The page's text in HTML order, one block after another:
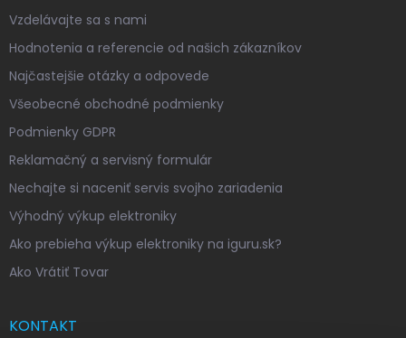
Vzdelávajte sa s nami
Hodnotenia a referencie od našich zákazníkov
Najčastejšie otázky a odpovede
Všeobecné obchodné podmienky
Podmienky GDPR
Reklamačný a servisný formulár
Nechajte si naceniť servis svojho zariadenia
Výhodný výkup elektroniky
Ako prebieha výkup elektroniky na iguru.sk?
Ako Vrátiť Tovar
KONTAKT